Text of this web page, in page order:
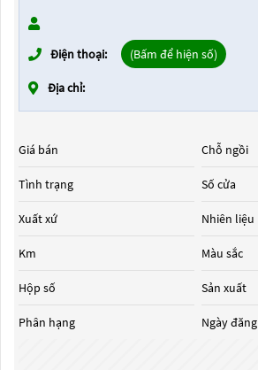
Điện thoại: (Bấm để hiện số)
Địa chỉ:
Giá bán
Tình trạng
Xuất xứ
Km
Hộp số
Phân hạng
Chỗ ngồi
Số cửa
Nhiên liệu
Màu sắc
Sản xuất
Ngày đăng